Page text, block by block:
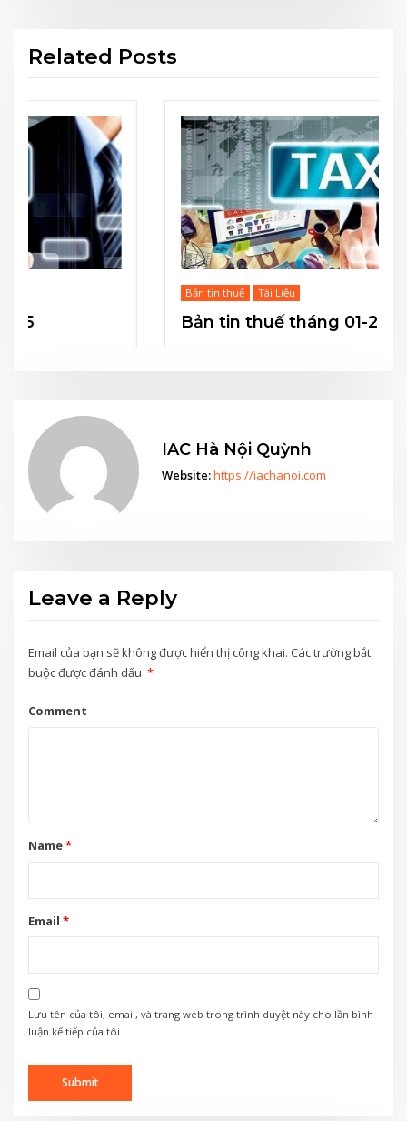
Related Posts
Bản tin thuế tháng 01-2025
IAC Hà Nội Quỳnh
Website:https://iachanoi.com
Leave a Reply
Email của bạn sẽ không được hiển thị công khai. Các trường bắt
buộc được đánh dấu *
Comment
Name*
Email *
Lưu tên của tôi, email, và trang web trong trình duyệt này cho lần bình
luận kế tiếp của tôi.